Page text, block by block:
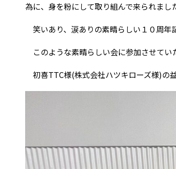
為に、身を粉にして取り組んで来られまし
笑いあり、涙ありの素晴らしい１０周年
このような素晴らしい会に参加させてい
初喜TTC様(株式会社ハツキローズ様)の